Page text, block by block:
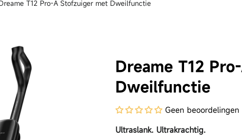
Complete Matrix10 Ultra Aqua10 Ultra
T12 Pro-A Stofzuiger met Dweilfunctie
Dreame T12
Dweilfunctie
Geen beoordelingen
Ultraslank. Ultrakrachtig.